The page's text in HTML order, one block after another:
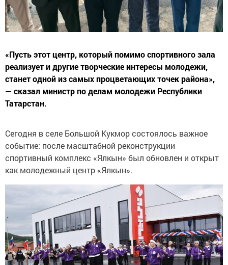
«Пусть этот центр, который помимо спортивного зала
реализует и другие творческие интересы молодежи,
станет одной из самых процветающих точек района»,
— сказал министр по делам молодежи Республики
Татарстан.
Сегодня в селе Большой Кукмор состоялось важное
событие: после масштабной реконструкции
спортивный комплекс «Ялкын» был обновлен и открыт
как молодежный центр «Ялкын».